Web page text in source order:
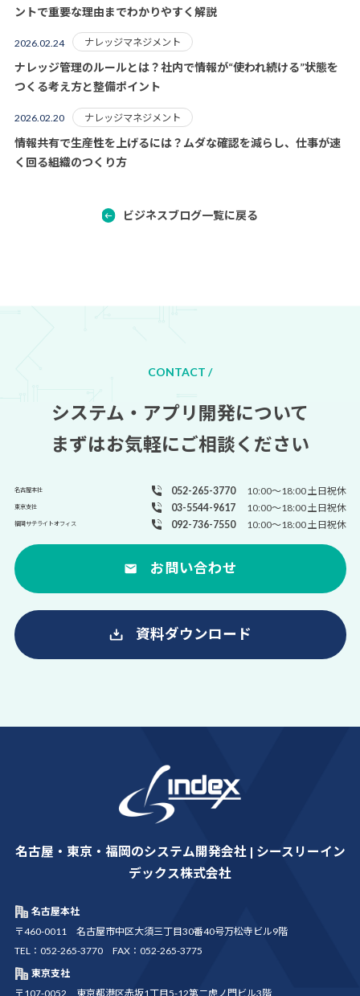
ントで重要な理由までわかりやすく解説
2026.02.24 ナレッジマネジメント
ナレッジ管理のルールとは？社内で情報が“使われ続ける”状態を
つくる考え方と整備ポイント
2026.02.20 ナレッジマネジメント
情報共有で生産性を上げるには？ムダな確認を減らし、仕事が速
く回る組織のつくり方
ビジネスブログ一覧に戻る
CONTACT /
システム・アプリ開発について
まずはお気軽にご相談ください
名古屋本社 052-265-3770 10:00～18:00 土日祝休
東京支社 03-5544-9617 10:00～18:00 土日祝休
福岡サテライトオフィス 092-736-7550 10:00～18:00 土日祝休
お問い合わせ
資料ダウンロード
名古屋・東京・福岡のシステム開発会社 | シースリーイン
デックス株式会社
名古屋本社
〒460-0011 名古屋市中区大須三丁目30番40号万松寺ビル9階
TEL：052-265-3770 FAX：052-265-3775
東京支社
〒107-0052 東京都港区赤坂1丁目5-12第二虎ノ門ビル3階